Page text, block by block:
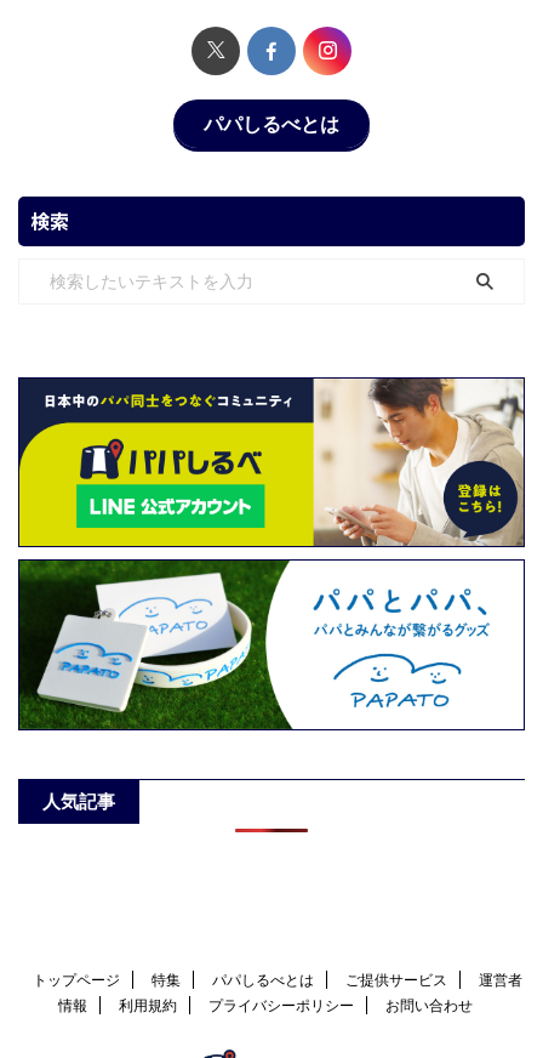
パパしるべとは
検索
人気記事
トップページ 特集 パパしるべとは ご提供サービス
運営者
情報
利用規約 プライバシーポリシー お問い合わせ